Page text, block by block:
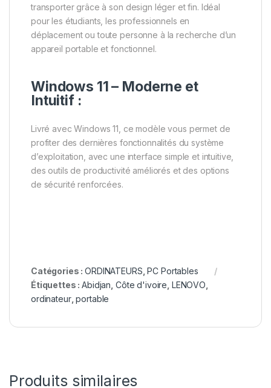
transporter grâce à son design léger et fin. Idéal
pour les étudiants, les professionnels en
déplacement ou toute personne à la recherche d’un
appareil portable et fonctionnel.
Windows 11 – Moderne et
Intuitif :
Livré avec Windows 11, ce modèle vous permet de
profiter des dernières fonctionnalités du système
d’exploitation, avec une interface simple et intuitive,
des outils de productivité améliorés et des options
de sécurité renforcées.
Catégories :ORDINATEURS ,PC Portables
Étiquettes :Abidjan Côte d'ivoire LENOVO
ordinateur,portable
Produits similaires